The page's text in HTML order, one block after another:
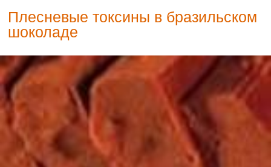
Плесневые токсины в бразильском
шоколаде